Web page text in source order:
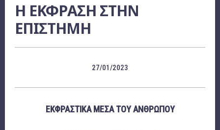
Η ΕΚΦΡΑΣΗ ΣΤΗΝ
ΕΠΙΣΤΗΜΗ
27/01/2023
ΕΚΦΡΑΣΤΙΚΑ ΜΕΣΑ ΤΟΥ ΑΝΘΡΩΠΟΥ